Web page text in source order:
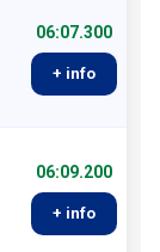
06:07.300
+ info
06:09.200
+ info